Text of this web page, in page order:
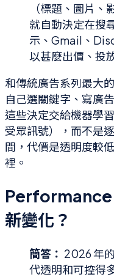
（標題、圖片
就自動決定在搜
示、Gmail、
以甚麼出價、投
和傳統廣告系列最大
自己選關鍵字、寫廣
這些決定交給機器學
受眾訊號），而不是
間，代價是透明度較
裡。
Performance
新變化？
簡答： 2026 年
代透明和可控得